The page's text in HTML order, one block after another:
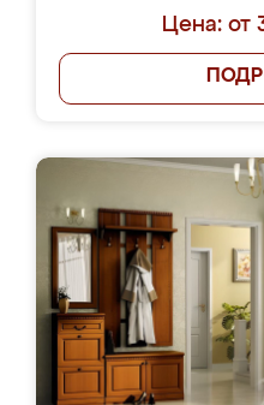
Цена: от